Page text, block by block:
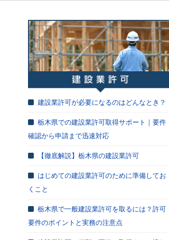
建設業許可が必要になるのはどんなとき？
栃木県での建設業許可取得サポート｜要件
確認から申請まで迅速対応
【徹底解説】栃木県の建設業許可
はじめての建設業許可のために準備してお
くこと
栃木県で一般建設業許可を取るには？許可
要件のポイントと実務の注意点